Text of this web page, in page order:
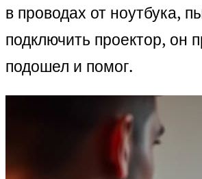
в проводах от ноутбука,
подключить проектор, он
подошел и помог.